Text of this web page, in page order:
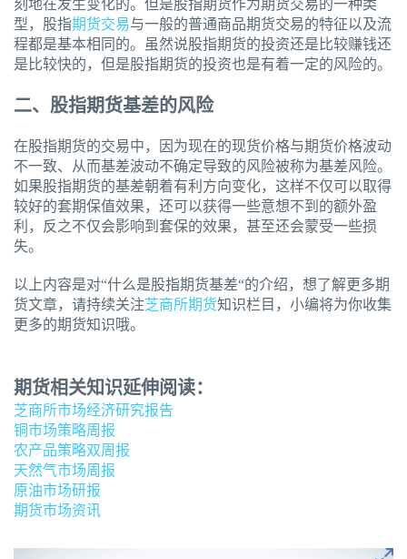
刻地在发生变化的。但是股指期货作为期货交易的一种类
型，股指期货交易与一般的普通商品期货交易的特征以及流
程都是基本相同的。虽然说股指期货的投资还是比较赚钱还
是比较快的，但是股指期货的投资也是有着一定的风险的。
二、股指期货基差的风险
在股指期货的交易中，因为现在的现货价格与期货价格波动
不一致、从而基差波动不确定导致的风险被称为基差风险。
如果股指期货的基差朝着有利方向变化，这样不仅可以取得
较好的套期保值效果，还可以获得一些意想不到的额外盈
利，反之不仅会影响到套保的效果，甚至还会蒙受一些损
失。
以上内容是对“什么是股指期货基差“的介绍，想了解更多期
货文章，请持续关注芝商所期货知识栏目，小编将为你收集
更多的期货知识哦。
期货相关知识延伸阅读：
芝商所市场经济研究报告
铜市场策略周报
农产品策略双周报
天然气市场周报
原油市场研报
期货市场资讯